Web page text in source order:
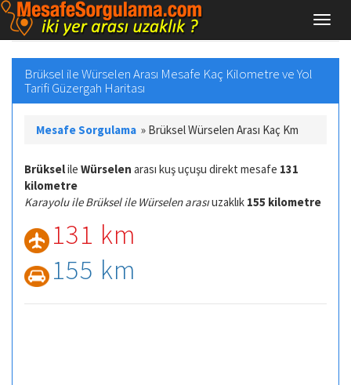
Brüksel ile Würselen Arası Mesafe Kaç Kilometre ve Yol
Tarifi Güzergah Haritası
Mesafe Sorgulama » Brüksel Würselen Arası Kaç Km
Brükselile Würselen arası kuş uçuşu direkt mesafe 131
kilometre
Karayolu ile Brüksel ile Würselen arasıuzaklık 155 kilometre
131 km
155 km